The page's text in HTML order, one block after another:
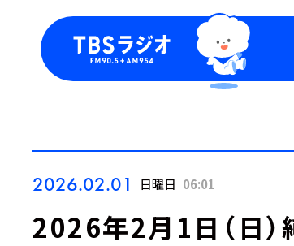
2026.02.01 日曜日 06:01
2026年2月1日（日